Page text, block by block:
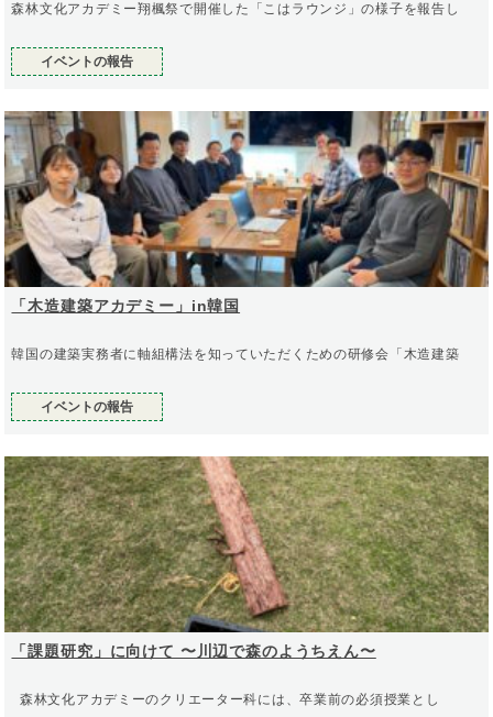
森林文化アカデミー翔楓祭で開催した「こはラウンジ」の様子を報告し
イベントの報告
「木造建築アカデミー」in韓国
韓国の建築実務者に軸組構法を知っていただくための研修会「木造建築
イベントの報告
「課題研究」に向けて 〜川辺で森のようちえん〜
森林文化アカデミーのクリエーター科には、卒業前の必須授業とし